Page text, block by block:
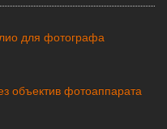
для фотографа
объектив фотоаппарата